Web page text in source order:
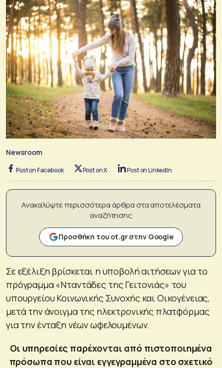
Newsroom
Post on Facebook Post on X Post on LinkedIn
Ανακαλύψτε περισσότερα άρθρα στα αποτελέσματα
αναζήτησης
Προσθήκη του ot.gr στην Google
Σε εξέλιξη βρίσκεται η υποβολή αιτήσεων για το
πρόγραμμα «Νταντάδες της Γειτονιάς» του
υπουργείου Κοινωνικής Συνοχής και Οικογένειας,
μετά την άνοιγμα της ηλεκτρονικής πλατφόρμας
για την ένταξη νέων ωφελουμένων.
Οι υπηρεσίες παρέχονται από πιστοποιημένα
πρόσωπα που είναι εγγεγραμμένα στο σχετικό